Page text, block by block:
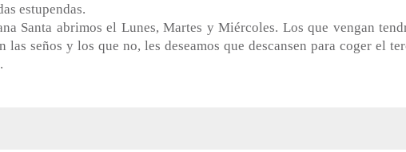
estupendas.
Santa abrimos el Lunes, Martes y Miércoles. Los que vengan
las seños y los que no, les deseamos que descansen para coger el